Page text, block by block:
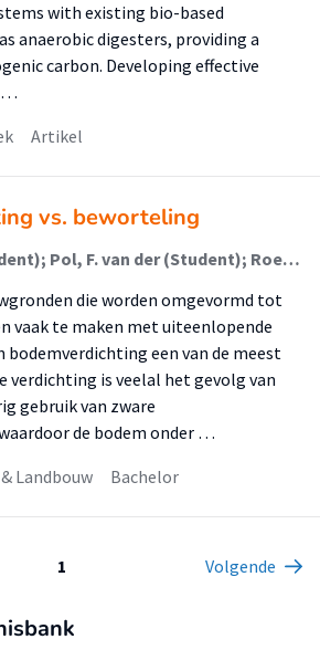
with existing bio-based
anaerobic digesters, providing a
carbon. Developing effective
…
Artikel
vs. beworteling
Loenen, B. van (Student); Pol, F. van der (Student); Roeland, N. (Student); Blokhuis, L. (Student); Lokin, M.
die worden omgevormd tot
vaak te maken met uiteenlopende
bodemverdichting een van de meest
verdichting is veelal het gevolg van
gebruik van zware
de bodem onder …
Landbouw Bachelor
1 Volgende